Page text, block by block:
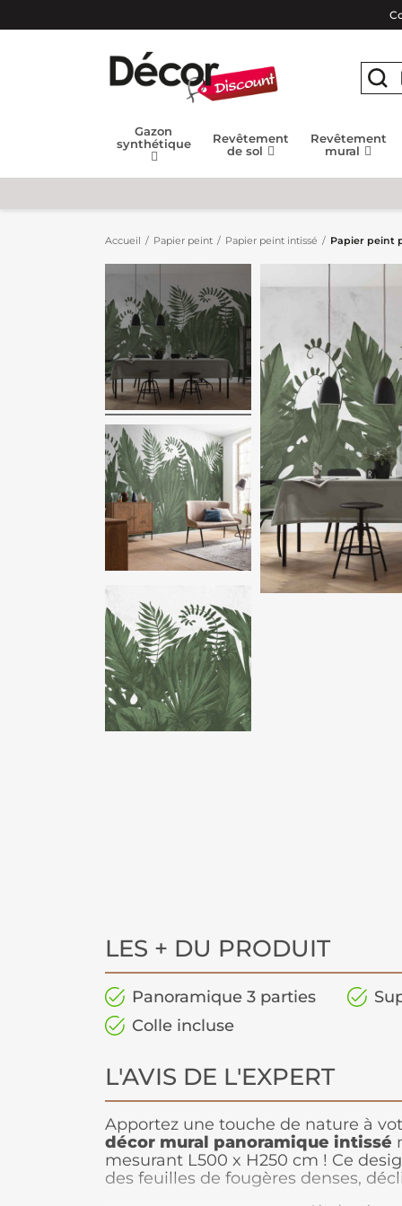
Gazon
synthétique
Revêtement
de sol
Revêtement
mural
Accueil Papier peint Papier peint intissé Papier peint
LES + DU PRODUIT
Panoramique 3 parties
Colle incluse
L'AVIS DE L'EXPERT
Apportez une touche de nature à
décor mural panoramique intissé
mesurant L500 x H250 cm ! Ce
des feuilles de fougères denses,